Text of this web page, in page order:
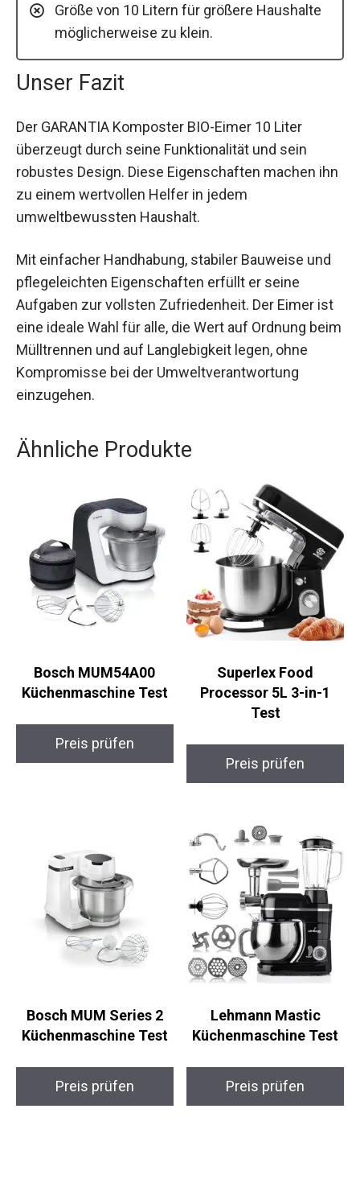
Größe von 10 Litern für größere Haushalte
möglicherweise zu klein.
Unser Fazit
Der GARANTIA Komposter BIO-Eimer 10 Liter
überzeugt durch seine Funktionalität und sein
robustes Design. Diese Eigenschaften machen ihn
zu einem wertvollen Helfer in jedem
umweltbewussten Haushalt.
Mit einfacher Handhabung, stabiler Bauweise und
pflegeleichten Eigenschaften erfüllt er seine
Aufgaben zur vollsten Zufriedenheit. Der Eimer ist
eine ideale Wahl für alle, die Wert auf Ordnung beim
Mülltrennen und auf Langlebigkeit legen, ohne
Kompromisse bei der Umweltverantwortung
einzugehen.
Ähnliche Produkte
Bosch MUM54A00
Küchenmaschine Test
Preis prüfen
Superlex Food
Processor 5L 3-in-1
Test
Preis prüfen
Bosch MUM Series 2
Küchenmaschine Test
Preis prüfen
Lehmann Mastic
Küchenmaschine Test
Preis prüfen